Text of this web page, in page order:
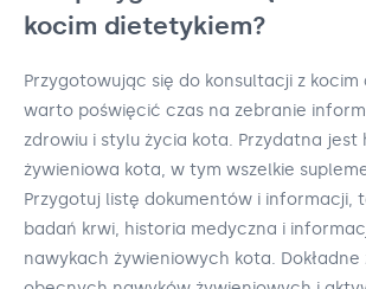
kocim dietetykiem?
Przygotowując się do konsultacji z kocim
warto poświęcić czas na zebranie
zdrowiu i stylu życia kota. Przydatna jest
żywieniowa kota, w tym wszelkie
Przygotuj listę dokumentów i informacji,
badań krwi, historia medyczna i
nawykach żywieniowych kota.